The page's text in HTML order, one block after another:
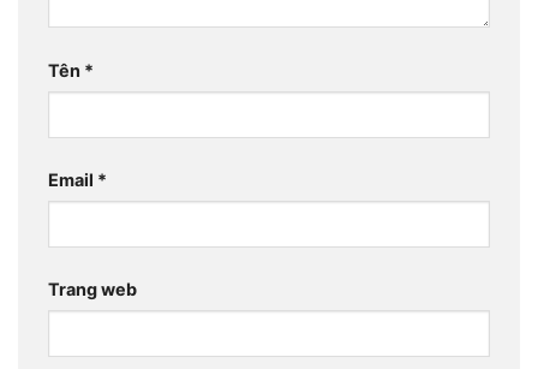
Tên *
Email *
Trang web